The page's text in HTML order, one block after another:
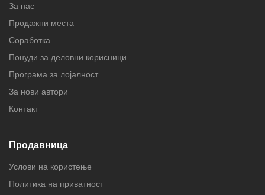
За нас
Продажни места
Соработка
Понуди за деловни корисници
Програма за лојалност
За нови автори
Контакт
Продавница
Услови на користење
Политика на приватност